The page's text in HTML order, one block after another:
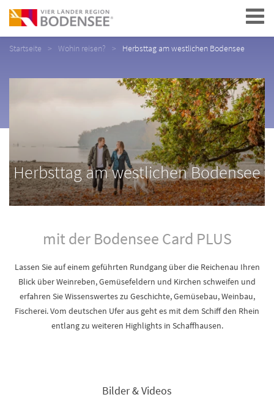
Navigation
Startseite Wohin reisen? Herbsttag am westlichen Bodensee
Herbsttag am westlichen Bodensee
mit der Bodensee Card PLUS
Lassen Sie auf einem geführten Rundgang über die Reichenau Ihren
Blick über Weinreben, Gemüsefeldern und Kirchen schweifen und
erfahren Sie Wissenswertes zu Geschichte, Gemüsebau, Weinbau,
Fischerei. Vom deutschen Ufer aus geht es mit dem Schiff den Rhein
entlang zu weiteren Highlights in Schaffhausen.
Bilder & Videos